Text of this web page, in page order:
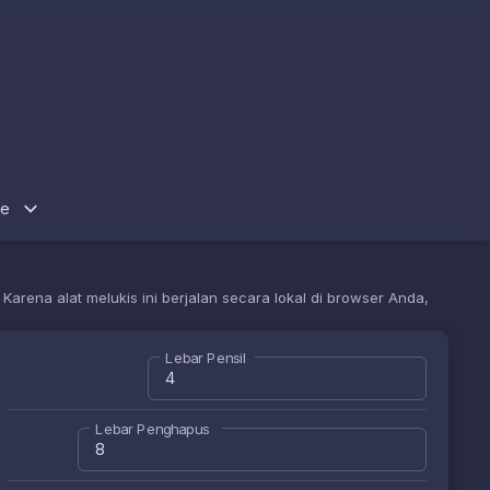
alat melukis ini berjalan secara lokal di browser Anda,
Lebar Pensil
Lebar Penghapus